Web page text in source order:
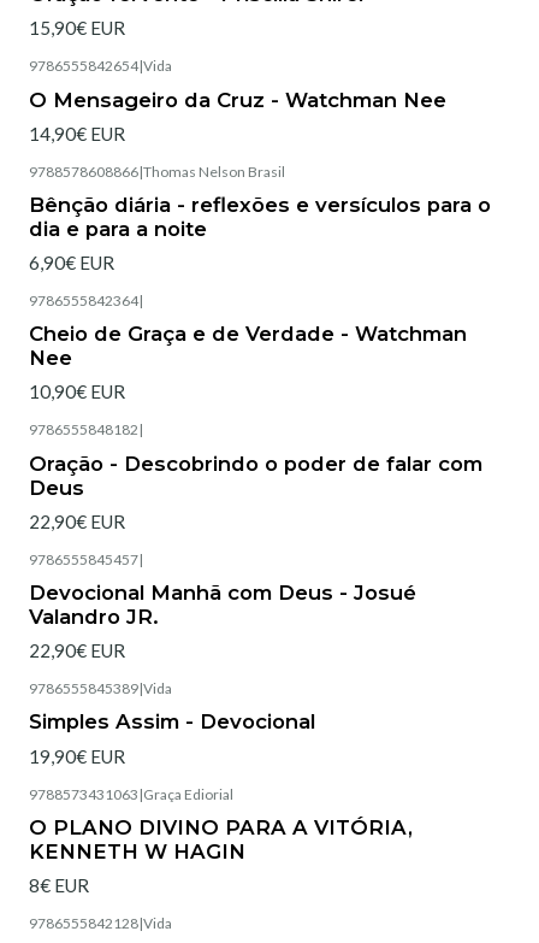
15,90€ EUR
9786555842654|Vida
O Mensageiro da Cruz - Watchman Nee
14,90€ EUR
9788578608866|Thomas Nelson Brasil
Bênção diária - reflexões e versículos para o
dia e para a noite
6,90€ EUR
9786555842364|
Cheio de Graça e de Verdade - Watchman
Nee
10,90€ EUR
9786555848182 |
Oração - Descobrindo o poder de falar com
Deus
22,90€ EUR
9786555845457|
Devocional Manhã com Deus - Josué
Valandro JR.
22,90€ EUR
9786555845389|Vida
Simples Assim - Devocional
19,90€ EUR
9788573431063 |Graça Ediorial
O PLANO DIVINO PARA A VITÓRIA,
KENNETH W HAGIN
8€ EUR
9786555842128|Vida